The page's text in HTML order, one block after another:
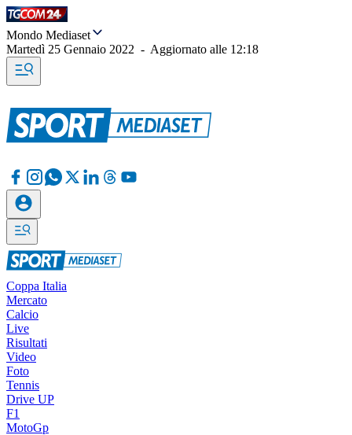
Mondo Mediaset
Martedì 25 Gennaio 2022 - Aggiornato alle 12:18
Coppa Italia
Mercato
Calcio
Live
Risultati
Video
Foto
Tennis
Drive UP
F1
MotoGp